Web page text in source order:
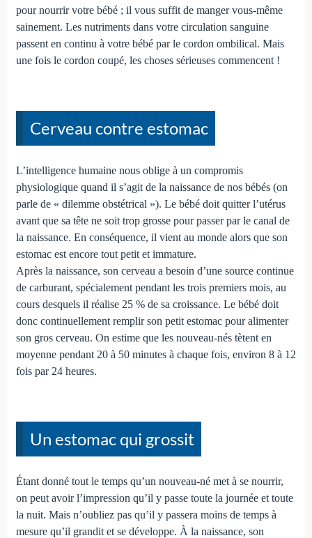
pour nourrir votre bébé ; il vous suffit de manger vous-même
sainement. Les nutriments dans votre circulation sanguine
passent en continu à votre bébé par le cordon ombilical. Mais
une fois le cordon coupé, les choses sérieuses commencent !
Cerveau contre estomac
L’intelligence humaine nous oblige à un compromis
physiologique quand il s’agit de la naissance de nos bébés (on
parle de « dilemme obstétrical »). Le bébé doit quitter l’utérus
avant que sa tête ne soit trop grosse pour passer par le canal de
la naissance. En conséquence, il vient au monde alors que son
estomac est encore tout petit et immature.
Après la naissance, son cerveau a besoin d’une source continue
de carburant, spécialement pendant les trois premiers mois, au
cours desquels il réalise 25 % de sa croissance. Le bébé doit
donc continuellement remplir son petit estomac pour alimenter
son gros cerveau. On estime que les nouveau-nés tètent en
moyenne pendant 20 à 50 minutes à chaque fois, environ 8 à 12
fois par 24 heures.
Un estomac qui grossit
Étant donné tout le temps qu’un nouveau-né met à se nourrir,
on peut avoir l’impression qu’il y passe toute la journée et toute
la nuit. Mais n’oubliez pas qu’il y passera moins de temps à
mesure qu’il grandit et se développe. À la naissance, son